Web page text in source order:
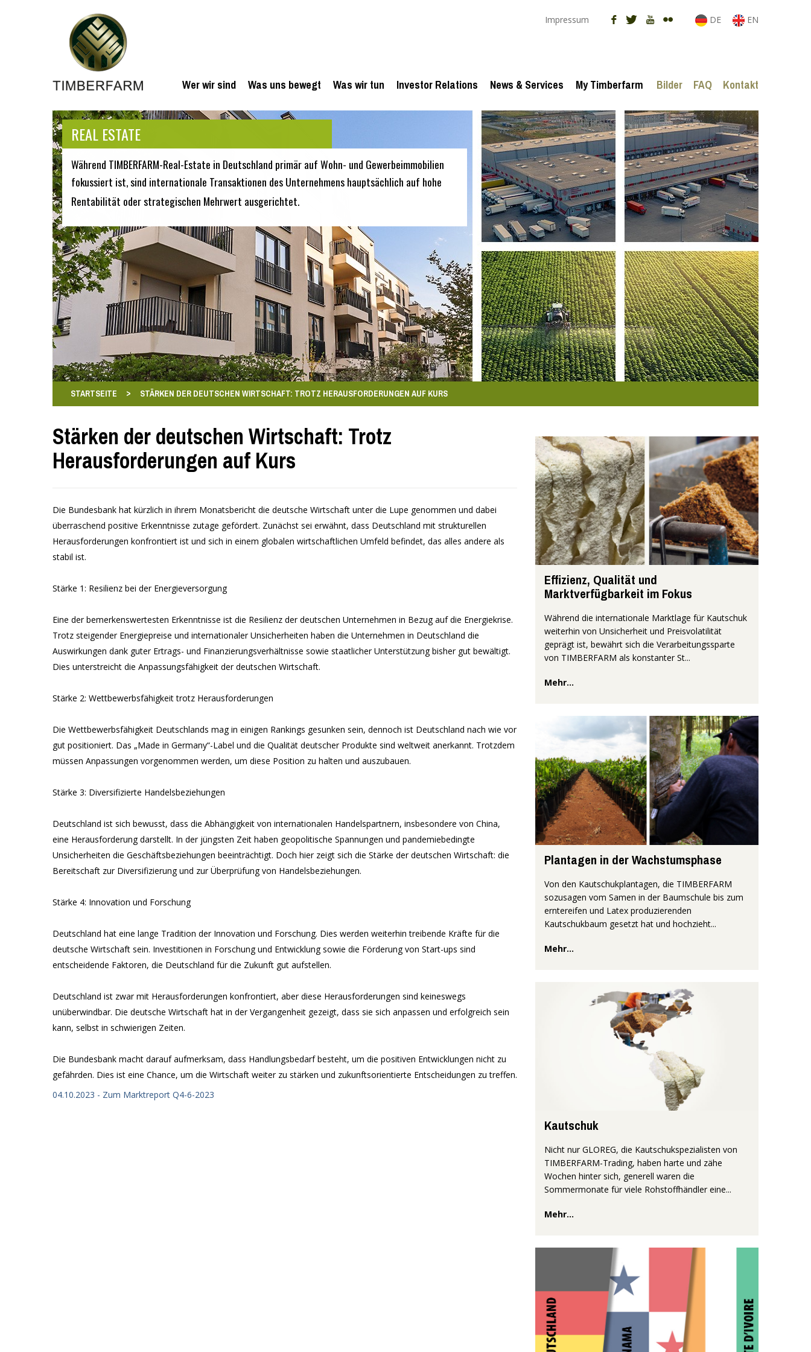
Impressum DE EN
Wer wir sind Was uns bewegt Was wir tun Investor Relations News & Services My Timberfarm Bilder FAQ Kontakt
REAL ESTATE
Während TIMBERFARM-Real-Estate in Deutschland primär auf Wohn- und Gewerbeimmobilien
Rentabilität oder strategischen Mehrwert ausgerichtet.
fokussiert ist, sind internationale Transaktionen des Unternehmens hauptsächlich auf hohe
STARTSEITE > STÄRKEN DER DEUTSCHEN WIRTSCHAFT: TROTZ HERAUSFORDERUNGEN AUF KURS
Stärken der deutschen Wirtschaft: Trotz
Herausforderungen auf Kurs
Die Bundesbank hat kürzlich in ihrem Monatsbericht die deutsche Wirtschaft unter die Lupe genommen und dabei
überraschend positive Erkenntnisse zutage gefördert. Zunächst sei erwähnt, dass Deutschland mit strukturellen
Herausforderungen konfrontiert ist und sich in einem globalen wirtschaftlichen Umfeld befindet, das alles andere als
stabil ist.
Stärke 1: Resilienz bei der Energieversorgung
Eine der bemerkenswertesten Erkenntnisse ist die Resilienz der deutschen Unternehmen in Bezug auf die Energiekrise.
Trotz steigender Energiepreise und internationaler Unsicherheiten haben die Unternehmen in Deutschland die
Auswirkungen dank guter Ertrags- und Finanzierungsverhältnisse sowie staatlicher Unterstützung bisher gut bewältigt.
Dies unterstreicht die Anpassungsfähigkeit der deutschen Wirtschaft.
Stärke 2: Wettbewerbsfähigkeit trotz Herausforderungen
Die Wettbewerbsfähigkeit Deutschlands mag in einigen Rankings gesunken sein, dennoch ist Deutschland nach wie vor
gut positioniert. Das „Made in Germany“-Label und die Qualität deutscher Produkte sind weltweit anerkannt. Trotzdem
müssen Anpassungen vorgenommen werden, um diese Position zu halten und auszubauen.
Stärke 3: Diversifizierte Handelsbeziehungen
Deutschland ist sich bewusst, dass die Abhängigkeit von internationalen Handelspartnern, insbesondere von China,
eine Herausforderung darstellt. In der jüngsten Zeit haben geopolitische Spannungen und pandemiebedingte
Unsicherheiten die Geschäftsbeziehungen beeinträchtigt. Doch hier zeigt sich die Stärke der deutschen Wirtschaft: die
Bereitschaft zur Diversifizierung und zur Überprüfung von Handelsbeziehungen.
Stärke 4: Innovation und Forschung
Deutschland hat eine lange Tradition der Innovation und Forschung. Dies werden weiterhin treibende Kräfte für die
deutsche Wirtschaft sein. Investitionen in Forschung und Entwicklung sowie die Förderung von Start-ups sind
entscheidende Faktoren, die Deutschland für die Zukunft gut aufstellen.
Deutschland ist zwar mit Herausforderungen konfrontiert, aber diese Herausforderungen sind keineswegs
unüberwindbar. Die deutsche Wirtschaft hat in der Vergangenheit gezeigt, dass sie sich anpassen und erfolgreich sein
kann, selbst in schwierigen Zeiten.
Die Bundesbank macht darauf aufmerksam, dass Handlungsbedarf besteht, um die positiven Entwicklungen nicht zu
gefährden. Dies ist eine Chance, um die Wirtschaft weiter zu stärken und zukunftsorientierte Entscheidungen zu treffen.
04.10.2023 - Zum Marktreport Q4-6-2023
Effizienz, Qualität und
Marktverfügbarkeit im Fokus
Während die internationale Marktlage für Kautschuk
weiterhin von Unsicherheit und Preisvolatilität
geprägt ist, bewährt sich die Verarbeitungssparte
von TIMBERFARM als konstanter St...
Mehr...
Plantagen in der Wachstumsphase
Von den Kautschukplantagen, die TIMBERFARM
sozusagen vom Samen in der Baumschule bis zum
erntereifen und Latex produzierenden
Kautschukbaum gesetzt hat und hochzieht...
Mehr...
Kautschuk
Nicht nur GLOREG, die Kautschukspezialisten von
TIMBERFARM-Trading, haben harte und zähe
Wochen hinter sich, generell waren die
Sommermonate für viele Rohstoffhändler eine...
Mehr...